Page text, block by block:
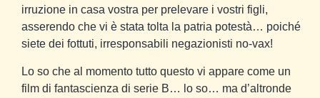
irruzione in casa vostra per prelevare i vostri figli,
asserendo che vi è stata tolta la patria potestà… poiché
siete dei fottuti, irresponsabili negazionisti no-vax!
Lo so che al momento tutto questo vi appare come un
film di fantascienza di serie B… lo so… ma d’altronde